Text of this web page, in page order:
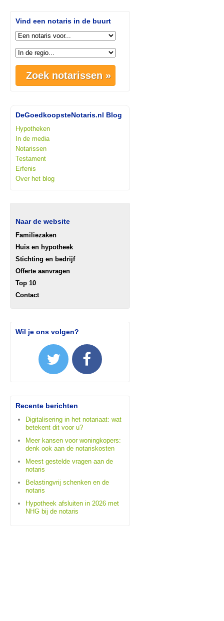
Vind een notaris in de buurt
DeGoedkoopsteNotaris.nl Blog
Hypotheken
In de media
Notarissen
Testament
Erfenis
Over het blog
Naar de website
Familiezaken
Huis en hypotheek
Stichting en bedrijf
Offerte aanvragen
Top 10
Contact
Wil je ons volgen?
Recente berichten
Digitalisering in het notariaat: wat
betekent dit voor u?
Meer kansen voor woningkopers:
denk ook aan de notariskosten
Meest gestelde vragen aan de
notaris
Belastingvrij schenken en de
notaris
Hypotheek afsluiten in 2026 met
NHG bij de notaris